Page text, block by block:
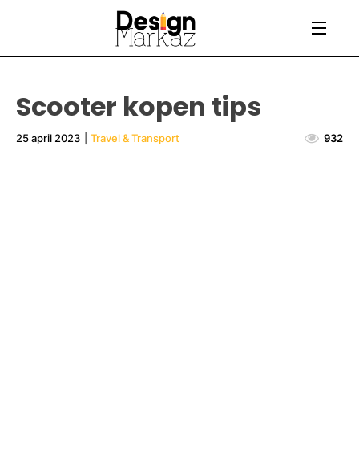
Scooter kopen tips
25 april 2023 Travel & Transport 932